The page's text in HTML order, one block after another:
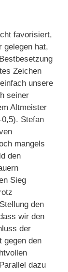
favorisiert,
gelegen hat,
Zeichen
unsere
seiner
Altmeister
Stefan
mangels
den
Sieg
den
wir den
der
gegen den
dazu